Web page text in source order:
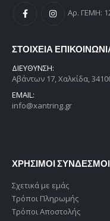
Αρ. ΓΕΜΗ:
ΣΤΟΙΧΕΙΑ
ΔΙΕΎΘΥΝΣΗ:
Αβάντων 17, Χαλκίδα,
EMAIL:
info@xantring.gr
ΧΡΗΣΙΜΟΙ ΣΥΝΔΕΣΜΟΙ
Σχετικά με εμάς
Τρόποι Πληρωμής
Τρόποι Αποστολής